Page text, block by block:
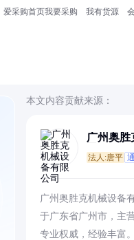
爱采购首页我要采购 我有货源
本文内容贡献来源：
广州奥胜
法人:唐平
广州奥胜克机械设备
于广东省广州市，主
专业权威，经验丰富。